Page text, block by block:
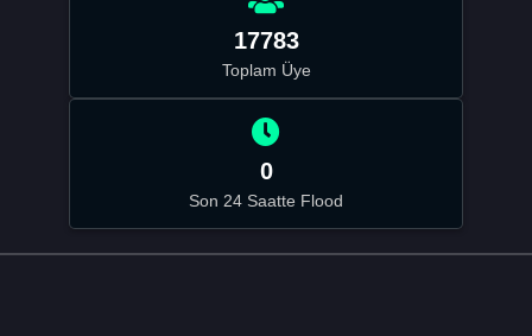
17783
Toplam Üye
0
Son 24 Saatte Flood